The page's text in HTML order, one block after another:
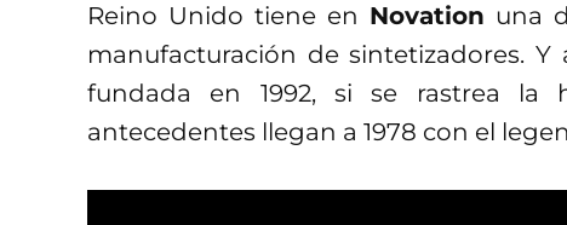
Reino Unido tiene en Novation una
manufacturación de sintetizadores.
fundada en 1992, si se rastrea la
antecedentes llegan a 1978 con el